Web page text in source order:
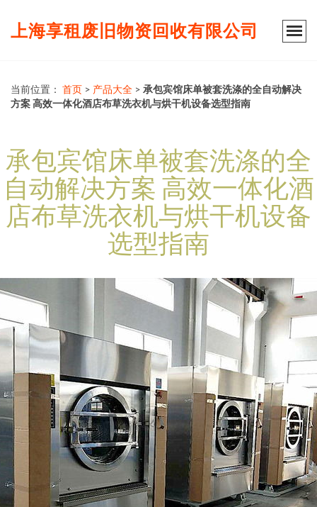
上海享租废旧物资回收有限公司
当前位置： 首页 > 产品大全 > 承包宾馆床单被套洗涤的全自动解决
方案 高效一体化酒店布草洗衣机与烘干机设备选型指南
承包宾馆床单被套洗涤的全
自动解决方案 高效一体化酒
店布草洗衣机与烘干机设备
选型指南